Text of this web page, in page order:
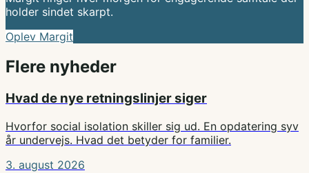
holder sindet skarpt.
Oplev Margit
Flere nyheder
Hvad de nye retningslinjer siger
Hvorfor social isolation skiller sig ud. En opdatering syv
år undervejs. Hvad det betyder for familier.
3. august 2026